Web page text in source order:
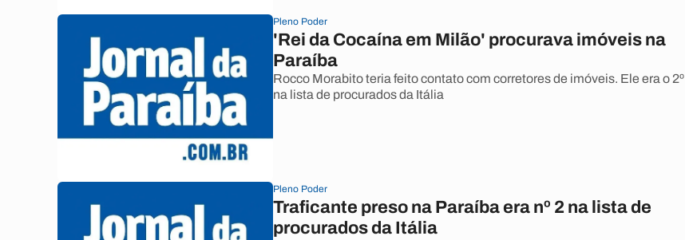
Pleno Poder
'Rei da Cocaína em Milão' procurava imóveis na
Paraíba
Rocco Morabito teria feito contato com corretores de imóveis. Ele era o 2º
na lista de procurados da Itália
Pleno Poder
Traficante preso na Paraíba era nº 2 na lista de
procurados da Itália